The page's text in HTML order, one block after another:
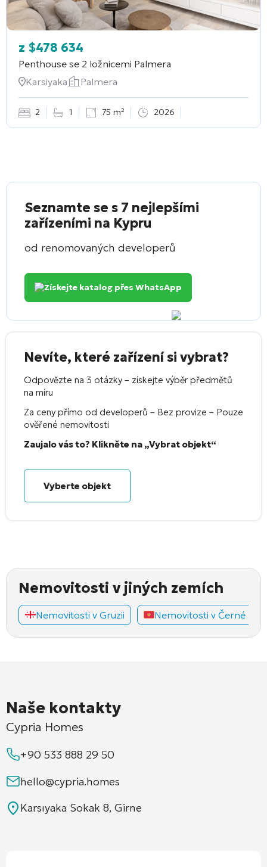
z $478 634
Penthouse se 2 ložnicemi Palmera
Karsiyaka
Palmera
2 1 75 m² 2026
Seznamte se s 7 nejlepšími
zařízeními na Kypru
od renomovaných developerů
Získejte katalog přes WhatsApp
Nevíte, které zařízení si vybrat?
Odpovězte na 3 otázky – získejte výběr předmětů
na míru
Za ceny přímo od developerů – Bez provize – Pouze
ověřené nemovitosti
Zaujalo vás to? Klikněte na „Vybrat objekt“
Vyberte objekt
Nemovitosti v jiných zemích
Nemovitosti v Gruzii Nemovitosti v Černé
Naše kontakty
Cypria Homes
+90 533 888 29 50
hello@cypria.homes
Karsıyaka Sokak 8, Girne